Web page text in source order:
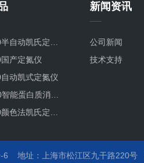
产定氮仪
动凯式定氮仪
新闻资讯
公司新闻
技术支持
6 地址： 上海市松江区九干路220号